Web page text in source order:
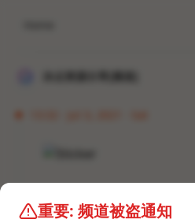
重要: 频道被盗通知